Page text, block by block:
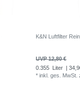
K&N Luftfilter
UVP 12,80 €
0.355 Liter
|
*inkl. ges. MwSt.